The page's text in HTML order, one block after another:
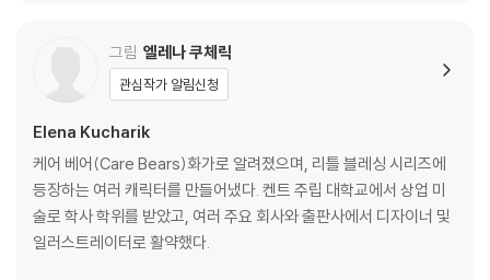
그림 엘레나 쿠체릭
관심작가 알림신청
Elena Kucharik
케어 베어(Care Bears)화가로 알려졌으며, 리틀 블레싱 시리즈에
등장하는 여러 캐릭터를 만들어냈다. 켄트 주립 대학교에서 상업 미
술로 학사 학위를 받았고, 여러 주요 회사와 출판사에서 디자이너 및
일러스트레이터로 활약했다.